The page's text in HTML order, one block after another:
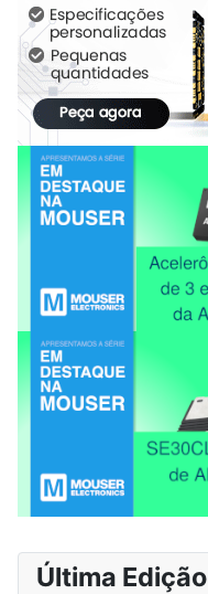
Última Edição